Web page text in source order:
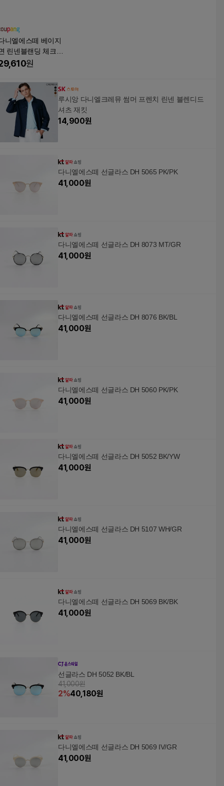
니엘에스떼 베이지
린넨블랜딩 체크자
85 여성 WJK2407
원
루시앙 다니엘크레뮤 썸머 프렌치 린넨 블렌디드
셔츠 재킷
14,900원
다니엘에스떼 선글라스 DH 5065 PK/PK
41,000원
다니엘에스떼 선글라스 DH 8073 MT/GR
41,000원
다니엘에스떼 선글라스 DH 8076 BK/BL
41,000원
다니엘에스떼 선글라스 DH 5060 PK/PK
41,000원
다니엘에스떼 선글라스 DH 5052 BK/YW
41,000원
다니엘에스떼 선글라스 DH 5107 WH/GR
41,000원
다니엘에스떼 선글라스 DH 5069 BK/BK
41,000원
선글라스 DH 5052 BK/BL
41,000원
2%40,180원
다니엘에스떼 선글라스 DH 5069 IV/GR
41,000원